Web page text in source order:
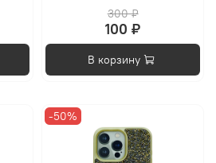
300 ₽
100 ₽
В корзину
-50%